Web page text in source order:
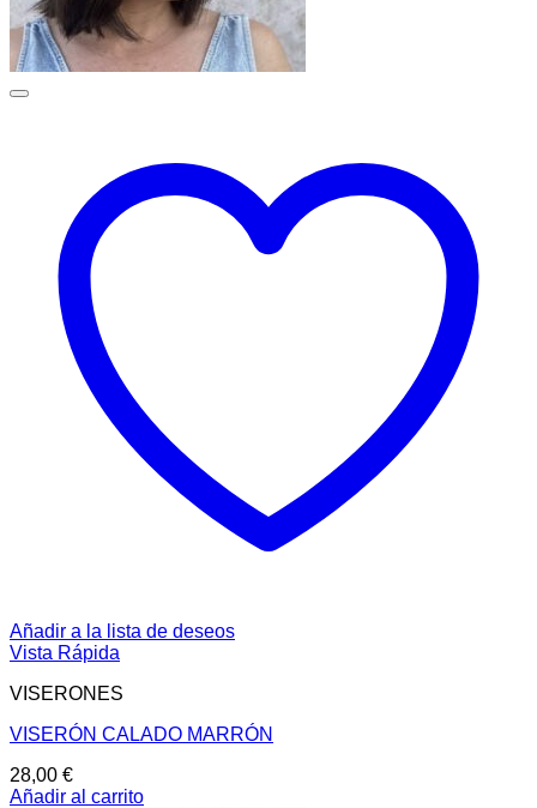
Añadir a la lista de deseos
Vista Rápida
VISERONES
VISERÓN CALADO MARRÓN
28,00 €
Añadir al carrito